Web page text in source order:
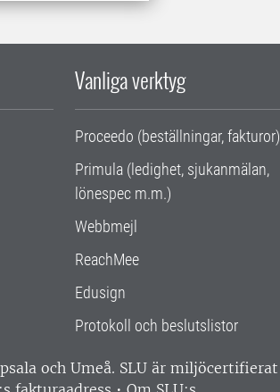
Vanliga verktyg
Proceedo (beställningar, fakturor)
Primula (ledighet, sjukanmälan,
lönespec m.m.)
Webbmejl
ReachMee
Edusign
Protokoll och beslutslistor
och Umeå. SLU är miljöcertifierat